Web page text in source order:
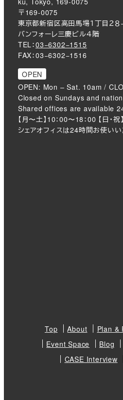
〒169-0075
東京都新宿区高田馬場１丁目２８
バンフォーレ三慶ビル４階
TEL：03−6302−1515
FAX：03−6302−1516
OPEN
OPEN: Mon – Sat. 10am /
Closed on Sundays and
Shared offices are available
【月〜土】10：00〜18：00 【日・祝
シェアオフィスは24時間お使いい
Top About Plan &
Event Space
Blog
CASE Interview